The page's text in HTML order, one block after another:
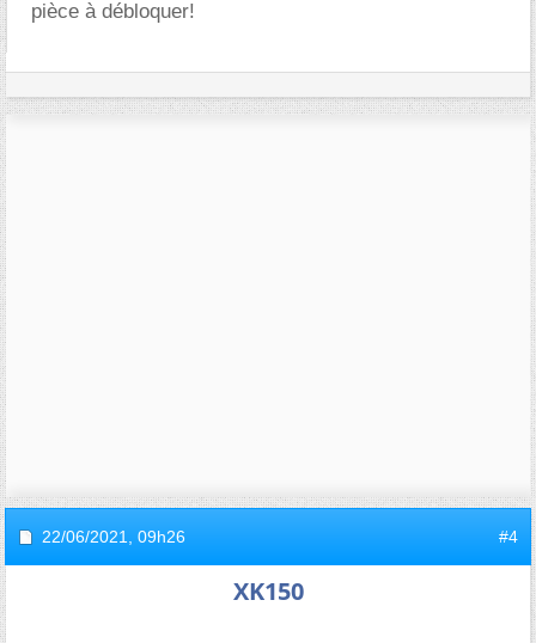
pièce à débloquer!
22/06/2021, 09h26 #4
XK150